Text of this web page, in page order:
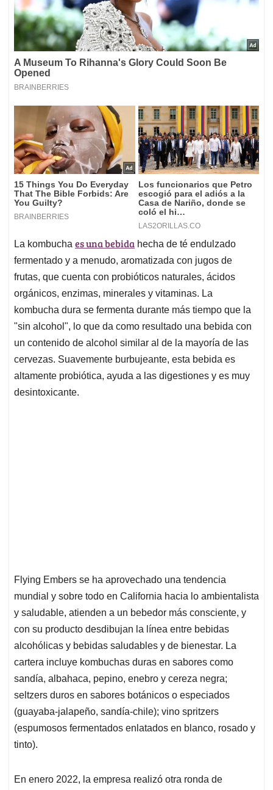
La kombucha es una bebida hecha de té endulzado
fermentado y a menudo, aromatizada con jugos de
frutas, que cuenta con probióticos naturales, ácidos
orgánicos, enzimas, minerales y vitaminas. La
kombucha dura se fermenta durante más tiempo que la
"sin alcohol", lo que da como resultado una bebida con
un contenido de alcohol similar al de la mayoría de las
cervezas. Suavemente burbujeante, esta bebida es
altamente probiótica, ayuda a las digestiones y es muy
desintoxicante.
Flying Embers se ha aprovechado una tendencia
mundial y sobre todo en California hacia lo ambientalista
y saludable, atienden a un bebedor más consciente, y
con su producto desdibujan la línea entre bebidas
alcohólicas y bebidas saludables y de bienestar. La
cartera incluye kombuchas duras en sabores como
sandía, albahaca, pepino, enebro y cereza negra;
seltzers duros en sabores botánicos o especiados
(guayaba-jalapeño, sandía-chile); vino spritzers
(espumosos fermentados enlatados en blanco, rosado y
tinto).
En enero 2022, la empresa realizó otra ronda de